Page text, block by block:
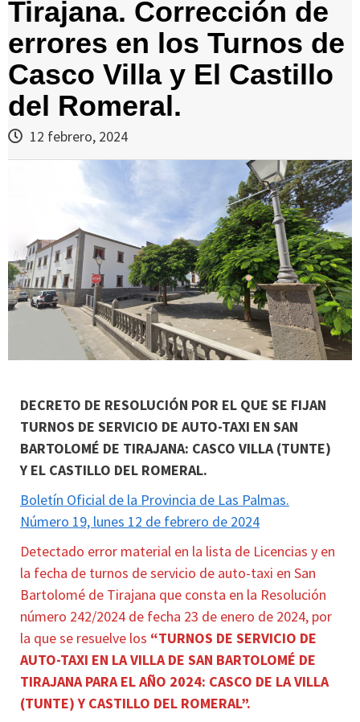
Tirajana. Corrección de
errores en los Turnos de
Casco Villa y El Castillo
del Romeral.
12 febrero, 2024
DECRETO DE RESOLUCIÓN POR EL QUE SE FIJAN
TURNOS DE SERVICIO DE AUTO-TAXI EN SAN
BARTOLOMÉ DE TIRAJANA: CASCO VILLA (TUNTE)
Y EL CASTILLO DEL ROMERAL.
Boletín Oficial de la Provincia de Las Palmas.
Número 19, lunes 12 de febrero de 2024
Detectado error material en la lista de Licencias y en
la fecha de turnos de servicio de auto-taxi en San
Bartolomé de Tirajana que consta en la Resolución
número 242/2024 de fecha 23 de enero de 2024, por
la que se resuelve los “TURNOS DE SERVICIO DE
AUTO-TAXI EN LA VILLA DE SAN BARTOLOMÉ DE
TIRAJANA PARA EL AÑO 2024: CASCO DE LA VILLA
(TUNTE) Y CASTILLO DEL ROMERAL”.